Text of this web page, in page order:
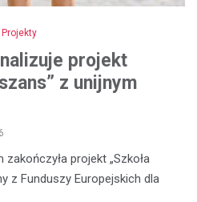
Projekty
projekt
z unijnym
projekt „Szkoła
z Funduszy Europejskich dla